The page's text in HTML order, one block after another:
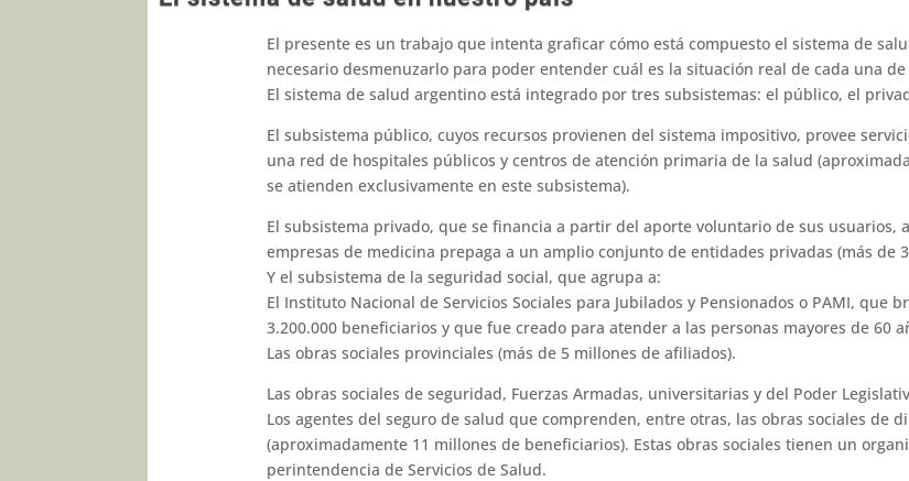
El presente es un trabajo que inten­ta graficar cómo está compuesto el sistema de
necesario desmenu­zarlo para poder entender cuál es la situa­ción real de cada una
El sistema de salud argentino está integra­do por tres subsistemas: el público, el
El subsistema público, cuyos recursos pro­vienen del sistema impositivo, provee
una red de hospitales públicos y centros de atención primaria de la salud
se atienden exclusivamente en este subsis­tema).
El subsistema privado, que se financia a partir del aporte voluntario de sus usua­rios,
empresas de medicina prepaga a un am­plio conjunto de entidades privadas (más de
Y el subsistema de la seguridad social, que agrupa a:
El Instituto Nacional de Servicios Socia­les para Jubilados y Pensionados o PAMI, que
3.200.000 beneficiarios y que fue creado para atender a las personas mayores de 60
Las obras sociales provinciales (más de 5 millones de afiliados).
Las obras sociales de seguridad, Fuerzas Armadas, universitarias y del Poder
Los agentes del seguro de salud que com­prenden, entre otras, las obras sociales de
(aproximadamente 11 millones de bene­ficiarios). Estas obras sociales tienen un
perintendencia de Servicios de Salud.